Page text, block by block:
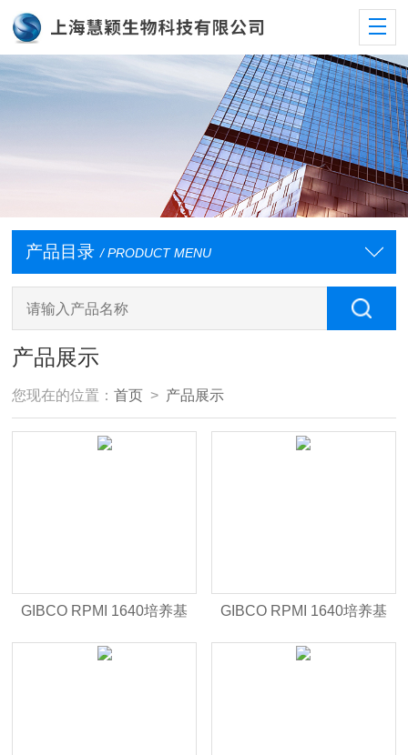
产品目录 / PRODUCT MENU
产品展示
您现在的位置：首页 > 产品展示
GIBCO RPMI 1640培养基
（货号：C22400500BT）
GIBCO RPMI 1640培养基
（货号：C11875500BT）